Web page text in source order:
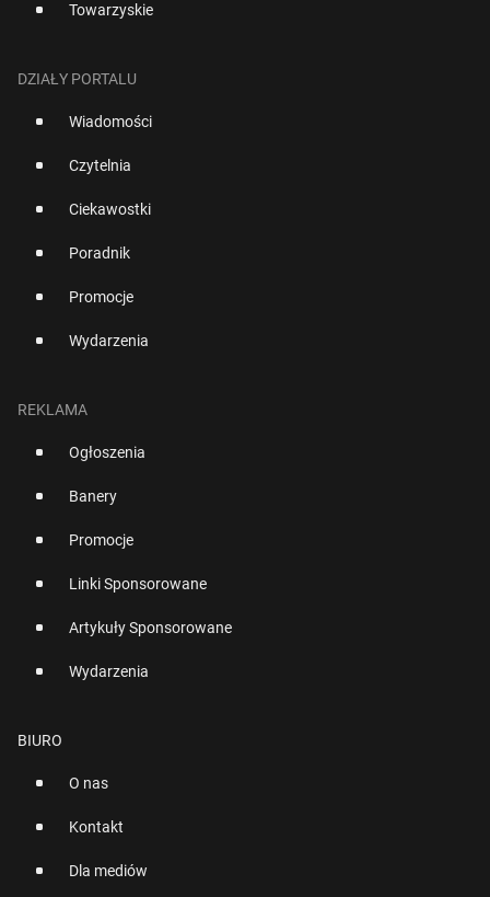
Towarzyskie
DZIAŁY PORTALU
Wiadomości
Czytelnia
Ciekawostki
Poradnik
Promocje
Wydarzenia
REKLAMA
Ogłoszenia
Banery
Promocje
Linki Sponsorowane
Artykuły Sponsorowane
Wydarzenia
BIURO
O nas
Kontakt
Dla mediów